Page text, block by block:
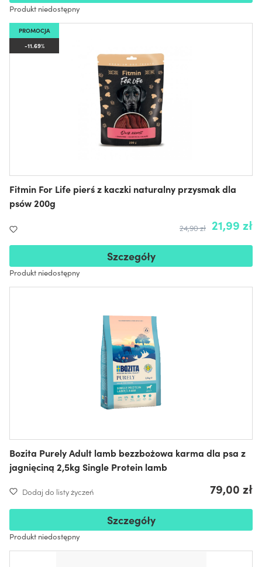
Produkt niedostępny
PROMOCJA
-11.69%
Fitmin For Life pierś z kaczki naturalny przysmak dla
psów 200g
21,99 zł
24,90 zł
Szczegóły
Produkt niedostępny
Bozita Purely Adult lamb bezzbożowa karma dla psa z
jagnięciną 2,5kg Single Protein lamb
Dodaj do listy życzeń 79,00 zł
Szczegóły
Produkt niedostępny